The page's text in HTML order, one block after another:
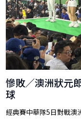
慘敗／澳洲狀元
球
經典賽中華隊5日對戰澳